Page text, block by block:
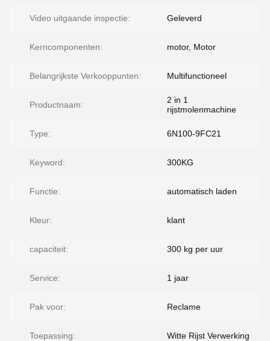
Video uitgaande inspectie: Geleverd
Kerncomponenten: motor, Motor
Belangrijkste Verkooppunten: Multifunctioneel
Productnaam:
2 in 1
rijstmolenmachine
Type: 6N100-9FC21
Keyword: 300KG
Functie: automatisch laden
Kleur: klant
capaciteit: 300 kg per uur
Service: 1 jaar
Pak voor: Reclame
Toepassing: Witte Rijst Verwerking